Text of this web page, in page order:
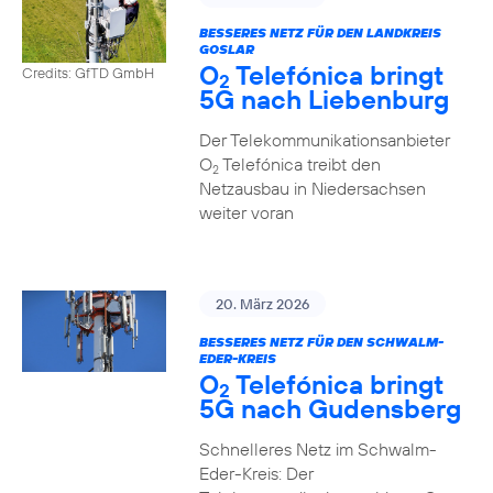
Credits: GfTD GmbH
BESSERES NETZ FÜR DEN LANDKREIS
GOSLAR
O2 Telefónica bringt
5G nach Liebenburg
Der Telekommunikationsanbieter
O2Telefónica treibt den
Netzausbau in Niedersachsen
weiter voran
20. März 2026
BESSERES NETZ FÜR DEN SCHWALM-
EDER-KREIS
O2 Telefónica bringt
5G nach Gudensberg
Schnelleres Netz im Schwalm-
Eder-Kreis: Der